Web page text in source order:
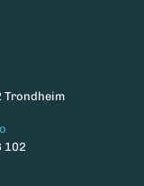
Trondheim
102